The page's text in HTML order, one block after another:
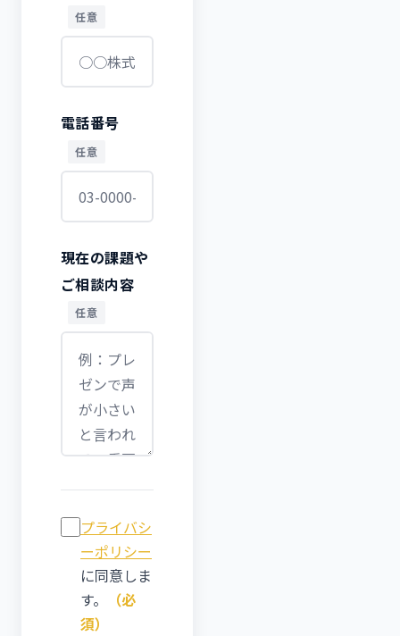
任意
電話番号
任意
現在の課題や
ご相談内容
任意
プライバシ
ーポリシー
に同意しま
す。
（必
須）